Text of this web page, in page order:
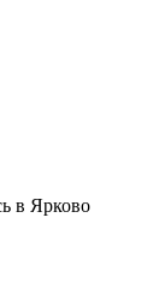
в Ярково